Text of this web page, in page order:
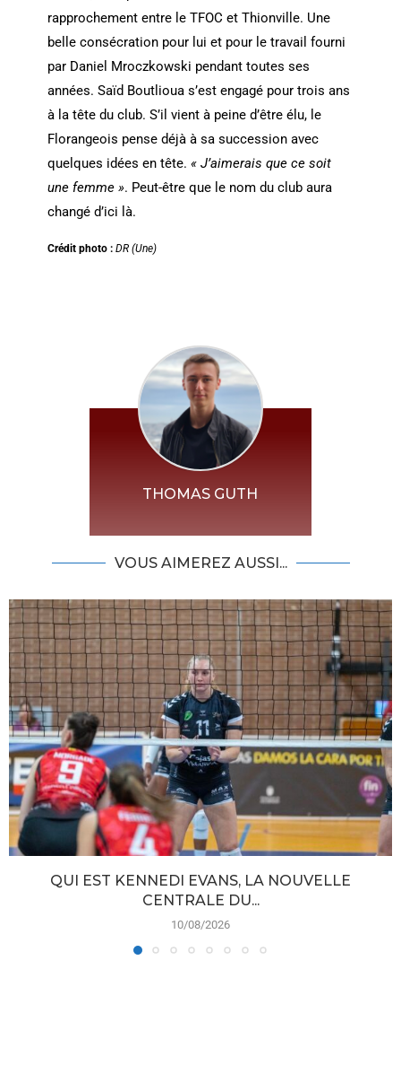
rapprochement entre le TFOC et Thionville. Une
belle consécration pour lui et pour le travail fourni
par Daniel Mroczkowski pendant toutes ses
années. Saïd Boutlioua s’est engagé pour trois ans
à la tête du club. S’il vient à peine d’être élu, le
Florangeois pense déjà à sa succession avec
quelques idées en tête. « J’aimerais que ce soit
une femme ». Peut-être que le nom du club aura
changé d’ici là.
Crédit photo : DR (Une)
THOMAS GUTH
VOUS AIMEREZ AUSSI...
QUI EST KENNEDI EVANS, LA NOUVELLE
CENTRALE DU...
10/08/2026